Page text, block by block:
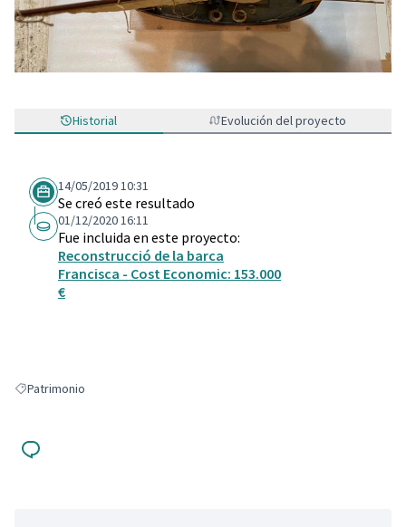
Historial Evolución del proyecto
14/05/2019 10:31
Se creó este resultado
01/12/2020 16:11
Fue incluida en este proyecto:
Reconstrucció de la barca
Francisca - Cost Economic: 153.000
€
Resultados al filtrar por: Patrimonio
Patrimonio